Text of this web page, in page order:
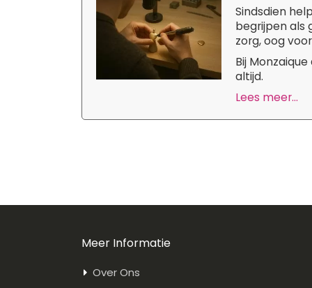
Sindsdien
begrijpen als
zorg, oog
Bij
altijd.
Lees meer...
Meer Informatie
Over Ons